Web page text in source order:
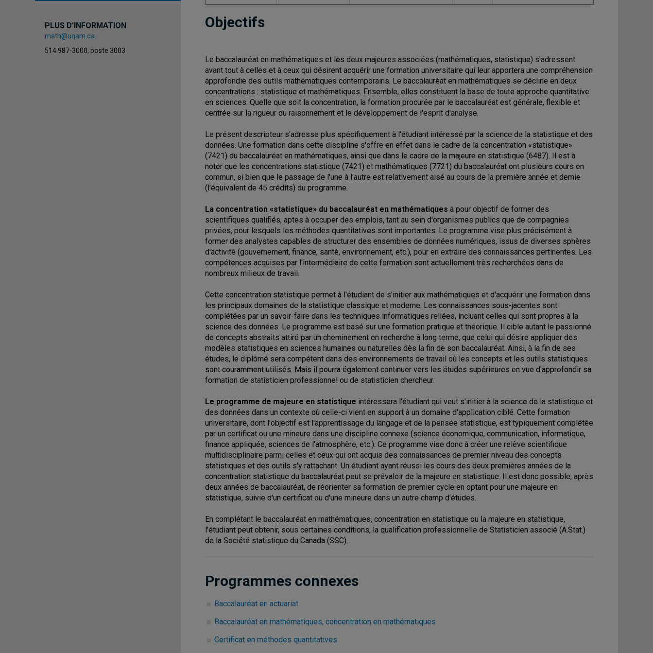
PLUS D'INFORMATION
math@uqam.ca
514 987-3000, poste 3003
Objectifs
Le baccalauréat en mathématiques et les deux majeures associées (mathématiques, statistique) s'adressent
avant tout à celles et à ceux qui désirent acquérir une formation universitaire qui leur apportera une compréhension
approfondie des outils mathématiques contemporains. Le baccalauréat en mathématiques se décline en deux
concentrations : statistique et mathématiques. Ensemble, elles constituent la base de toute approche quantitative
en sciences. Quelle que soit la concentration, la formation procurée par le baccalauréat est générale, flexible et
centrée sur la rigueur du raisonnement et le développement de l'esprit d'analyse.
Le présent descripteur s'adresse plus spécifiquement à l'étudiant intéressé par la science de la statistique et des
données. Une formation dans cette discipline s'offre en effet dans le cadre de la concentration «statistique»
(7421) du baccalauréat en mathématiques, ainsi que dans le cadre de la majeure en statistique (6487). Il est à
noter que les concentrations statistique (7421) et mathématiques (7721) du baccalauréat ont plusieurs cours en
commun, si bien que le passage de l'une à l'autre est relativement aisé au cours de la première année et demie
(l'équivalent de 45 crédits) du programme.
La concentration «statistique» du baccalauréat en mathématiques a pour objectif de former des
scientifiques qualifiés, aptes à occuper des emplois, tant au sein d'organismes publics que de compagnies
privées, pour lesquels les méthodes quantitatives sont importantes. Le programme vise plus précisément à
former des analystes capables de structurer des ensembles de données numériques, issus de diverses sphères
d'activité (gouvernement, finance, santé, environnement, etc.), pour en extraire des connaissances pertinentes. Les
compétences acquises par l'intermédiaire de cette formation sont actuellement très recherchées dans de
nombreux milieux de travail.
Cette concentration statistique permet à l'étudiant de s'initier aux mathématiques et d'acquérir une formation dans
les principaux domaines de la statistique classique et moderne. Les connaissances sous-jacentes sont
complétées par un savoir-faire dans les techniques informatiques reliées, incluant celles qui sont propres à la
science des données. Le programme est basé sur une formation pratique et théorique. Il cible autant le passionné
de concepts abstraits attiré par un cheminement en recherche à long terme, que celui qui désire appliquer des
modèles statistiques en sciences humaines ou naturelles dès la fin de son baccalauréat. Ainsi, à la fin de ses
études, le diplômé sera compétent dans des environnements de travail où les concepts et les outils statistiques
sont couramment utilisés. Mais il pourra également continuer vers les études supérieures en vue d'approfondir sa
formation de statisticien professionnel ou de statisticien chercheur.
Le programme de majeure en statistique intéressera l'étudiant qui veut s'initier à la science de la statistique et
des données dans un contexte où celle-ci vient en support à un domaine d'application ciblé. Cette formation
universitaire, dont l'objectif est l'apprentissage du langage et de la pensée statistique, est typiquement complétée
par un certificat ou une mineure dans une discipline connexe (science économique, communication, informatique,
finance appliquée, sciences de l'atmosphère, etc.). Ce programme vise donc à créer une relève scientifique
multidisciplinaire parmi celles et ceux qui ont acquis des connaissances de premier niveau des concepts
statistiques et des outils s'y rattachant. Un étudiant ayant réussi les cours des deux premières années de la
concentration statistique du baccalauréat peut se prévaloir de la majeure en statistique. Il est donc possible, après
deux années de baccalauréat, de réorienter sa formation de premier cycle en optant pour une majeure en
statistique, suivie d'un certificat ou d'une mineure dans un autre champ d'études.
En complétant le baccalauréat en mathématiques, concentration en statistique ou la majeure en statistique,
l'étudiant peut obtenir, sous certaines conditions, la qualification professionnelle de Statisticien associé (A.Stat.)
de la Société statistique du Canada (SSC).
Programmes connexes
Baccalauréat en actuariat
Baccalauréat en mathématiques, concentration en mathématiques
Certificat en méthodes quantitatives